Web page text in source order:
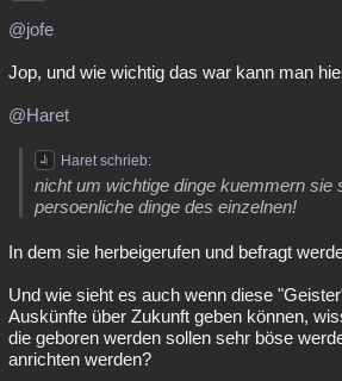
@jofe
Jop, und wie wichtig das war kann man
@Haret
Haret schrieb:
nicht um wichtige dinge kuemmern sie
persoenliche dinge des einzelnen!
In dem sie herbeigerufen und befragt
Und wie sieht es auch wenn diese
Auskünfte über Zukunft geben können,
die geboren werden sollen sehr böse
anrichten werden?